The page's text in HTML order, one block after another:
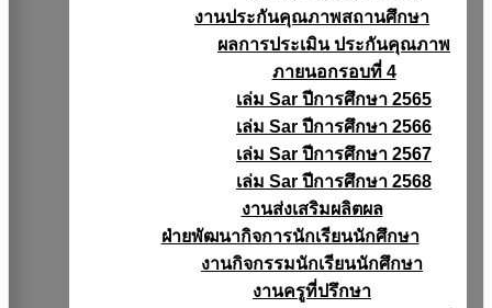
งานประกันคุณภาพสถานศึกษา
ผลการประเมิน ประกันคุณภาพ
ภายนอกรอบที่ 4
เล่ม Sar ปีการศึกษา 2565
เล่ม Sar ปีการศึกษา 2566
เล่ม Sar ปีการศึกษา 2567
เล่ม Sar ปีการศึกษา 2568
งานส่งเสริมผลิตผล
ฝ่ายพัฒนากิจการนักเรียนนักศึกษา
งานกิจกรรมนักเรียนนักศึกษา
งานครูที่ปรึกษา